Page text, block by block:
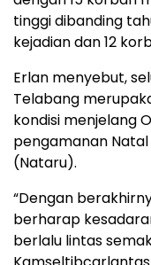
tinggi dibanding
kejadian dan 12
Erlan menyebut,
Telabang
kondisi menjelang
pengamanan Natal
(Nataru).
“Dengan
berharap
berlalu lintas